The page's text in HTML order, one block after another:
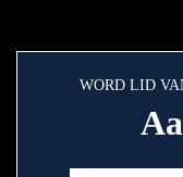
WORD LID